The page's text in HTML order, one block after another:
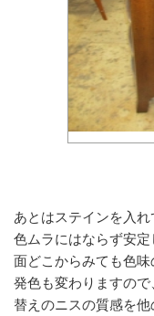
あとはステインを入れ
色ムラにはならず安
面どこからみても色
発色も変わりますの
替えのニスの質感を